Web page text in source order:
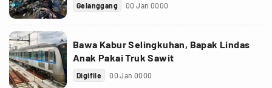
Gelanggang 00 Jan 0000
Bawa Kabur Selingkuhan, Bapak Lindas
Anak Pakai Truk Sawit
Digifile 00 Jan 0000